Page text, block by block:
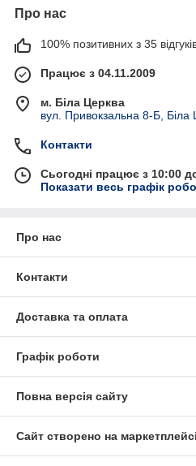
Про нас
100% позитивних з 35
Працює з 04.11.2009
м. Біла Церква
вул. Привокзальна 8-Б, Біла
Контакти
Сьогодні працює з 10:00
Показати весь графік
Про нас
Контакти
Доставка та оплата
Графік роботи
Повна версія сайту
Сайт створено на маркетплейсі